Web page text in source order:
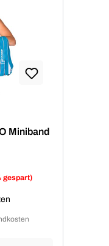
Miniband
gespart)